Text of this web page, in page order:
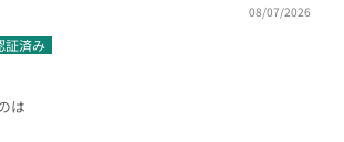
08/07/2026
は